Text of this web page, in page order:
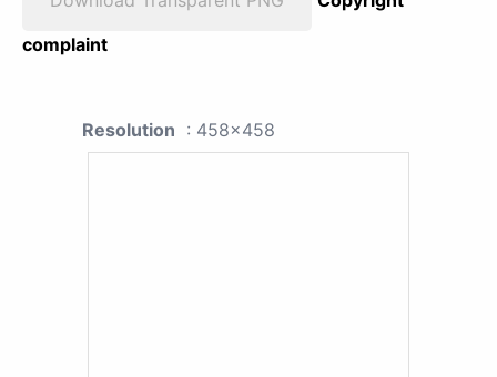
complaint
Resolution : 458x458